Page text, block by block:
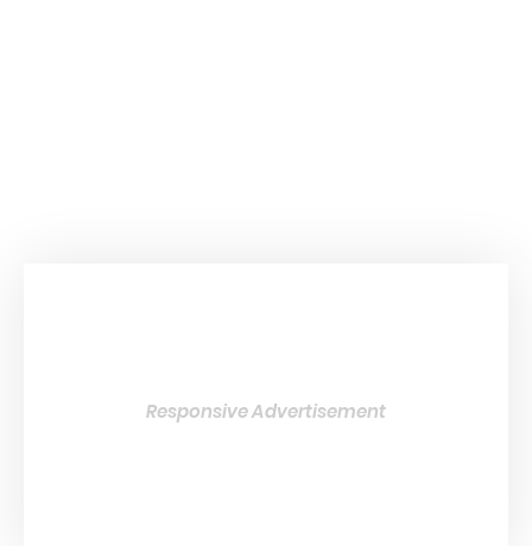
Responsive Advertisement